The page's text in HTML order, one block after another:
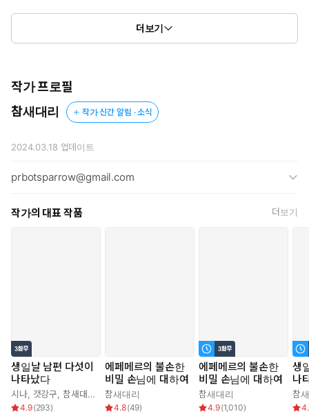
“저런 손톱만 한 호텔한테 이쪽이 번번이 진다고?”
“이상해. 왜 저 여자를 만나고 나서 감각이 돌아오지?”
“틀림없어. 저분은 오르트와의 비밀 요원인 거야. 에페메르를 평
가하러 왔나 봐!”
착각은 더 깊어지는데, 트리스탄은 가명의 최상급 귀빈으로 에페
더보기
작가 프로필
참새대리
작가 신간 알림 · 소식
2024.03.18 업데이트
prbotsparrow@gmail.com
작가의 대표 작품 더보기
생일날 남편 다섯이
나타났다
시나, 갯강구 참새대리
4.9(293)
에페메르의 불손한
비밀 손님에 대하여
참새대리
4.8(49)
에페메르의 불손한
비밀 손님에 대하여
참새대리
4.9(1,010)
생
나
참